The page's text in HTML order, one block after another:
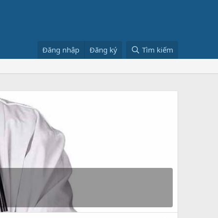
Đăng nhập Đăng ký Tìm kiếm